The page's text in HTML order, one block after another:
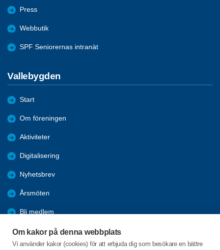
Om kakor på denna webbplats
Vi använder kakor (cookies) för att erbjuda dig som besökare en bättre
Press
Webbutik
SPF Seniorernas intranät
Vallebygden
Start
Om föreningen
Aktiviteter
Digitalisering
Nyhetsbrev
Årsmöten
Bli medlem
Förmåner